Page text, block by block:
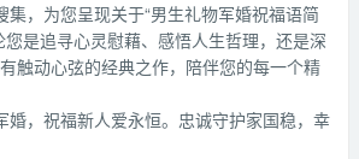
集，为您呈现关于“男生礼物军婚祝福语简
您是追寻心灵慰藉、感悟人生哲理，还是深
触动心弦的经典之作，陪伴您的每一个精
婚，祝福新人爱永恒。忠诚守护家国稳，幸